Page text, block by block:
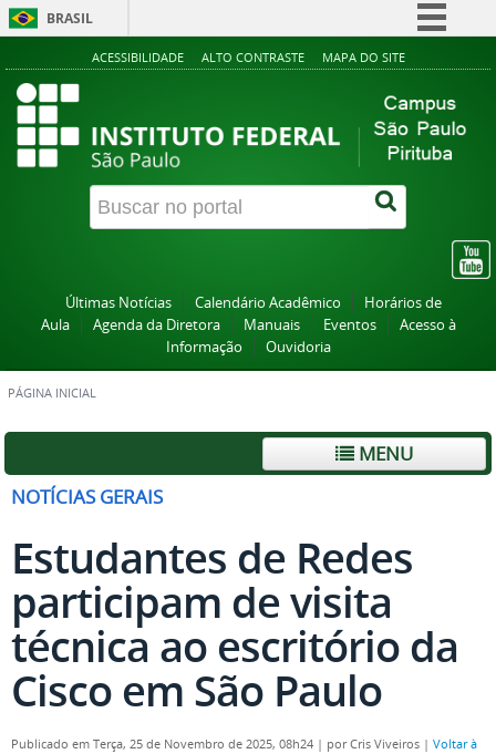
BRASIL
Simplifique!
Participe
Acesso à informação
Legislação
Canais
ACESSIBILIDADE ALTO CONTRASTE MAPA DO SITE
Últimas Notícias Calendário Acadêmico
Horários de
Aula
Agenda da Diretora Manuais Eventos
Acesso à
Informação
Ouvidoria
PÁGINA INICIAL
MENU
NOTÍCIAS GERAIS
Estudantes de Redes
participam de visita
técnica ao escritório da
Cisco em São Paulo
Publicado em Terça, 25 de Novembro de 2025, 08h24 | por Cris Viveiros | Voltar à